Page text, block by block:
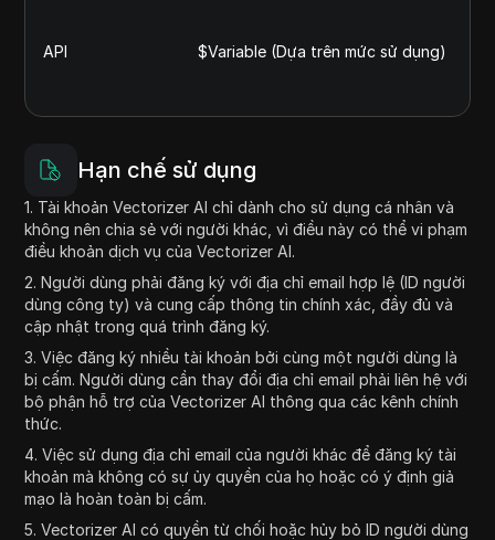
API $Variable (Dựa trên mức sử dụng)
Hạn chế sử dụng
1. Tài khoản Vectorizer AI chỉ dành cho sử dụng cá nhân và
không nên chia sẻ với người khác, vì điều này có thể vi phạm
điều khoản dịch vụ của Vectorizer AI.
2. Người dùng phải đăng ký với địa chỉ email hợp lệ (ID người
dùng công ty) và cung cấp thông tin chính xác, đầy đủ và
cập nhật trong quá trình đăng ký.
3. Việc đăng ký nhiều tài khoản bởi cùng một người dùng là
bị cấm. Người dùng cần thay đổi địa chỉ email phải liên hệ với
bộ phận hỗ trợ của Vectorizer AI thông qua các kênh chính
thức.
4. Việc sử dụng địa chỉ email của người khác để đăng ký tài
khoản mà không có sự ủy quyền của họ hoặc có ý định giả
mạo là hoàn toàn bị cấm.
5. Vectorizer AI có quyền từ chối hoặc hủy bỏ ID người dùng